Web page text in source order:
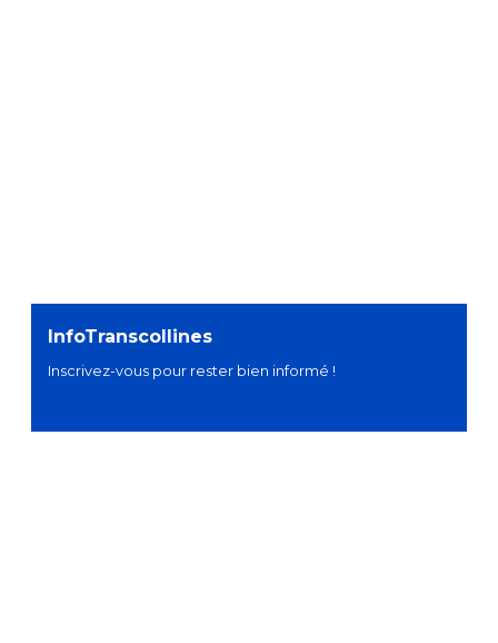
InfoTranscollines
Inscrivez-vous pour rester bien informé !